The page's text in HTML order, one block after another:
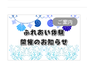
ご案内